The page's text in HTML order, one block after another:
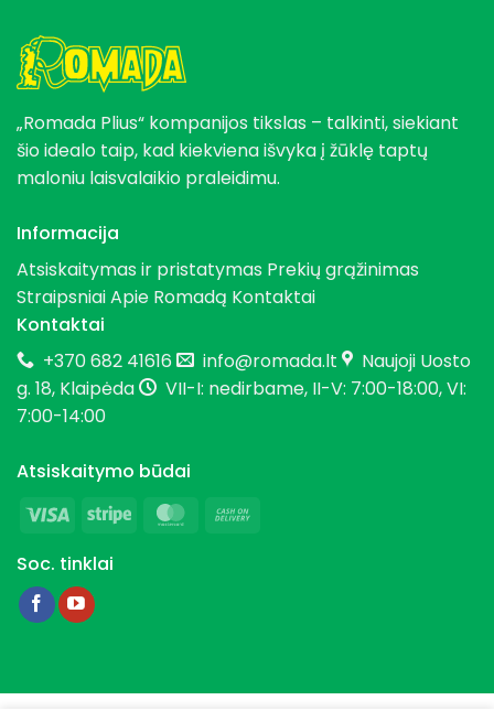
„Romada Plius“ kompanijos tikslas – talkinti, siekiant
šio idealo taip, kad kiekviena išvyka į žūklę taptų
maloniu laisvalaikio praleidimu.
Informacija
Atsiskaitymas ir pristatymas Prekių grąžinimas
StraipsniaiApie Romadą Kontaktai
Kontaktai
+370 682 41616
info@romada.lt
Naujoji Uosto
g. 18, Klaipėda
VII-I: nedirbame, II-V: 7:00-18:00, VI:
7:00-14:00
Atsiskaitymo būdai
Visa
Stripe MasterCard
Soc. tinklai